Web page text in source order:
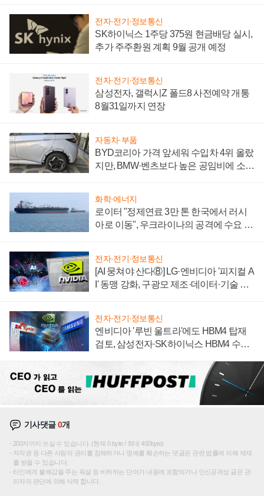
전자·전기·정보통신
SK하이닉스 1주당 375원 현금배당 실시,
추가 주주환원 계획 9월 공개 예정
전자·전기·정보통신
삼성전자, 갤럭시Z 폴드8 사전예약 개통
8월31일까지 연장
자동차·부품
BYD코리아 가격 앞세워 수입차 4위 올랐
지만, BMW·벤츠보다 높은 공임비에 소비
화학·에너지
로이터 "정제연료 3만 톤 한국에서 러시
아로 이동", 우크라이나의 공격에 수요 늘
전자·전기·정보통신
[AI 뭉쳐야 산다⑧] LG·엔비디아 '피지컬 A
I' 동맹 강화, 구광모 제조·데이터·기술 결
전자·전기·정보통신
엔비디아 '루빈 울트라'에도 HBM4 탑재
검토, 삼성전자·SK하이닉스 HBM4 수율
기사댓글0개
200자까지 쓰실 수 있습니다. (현재 0 byte / 최대 400byte)
저작권 등 다른 사람의 권리를 침해하거나 명예를 훼손하는 댓글은 관련 법률에 의해 제재
를 받을 수 있습니다.
타인에게 불쾌감을 주는 욕설 등 비하하는 단어가 내용에 포함되거나 인신공격성 글은 관
리자의 판단에 의해 삭제 합니다.